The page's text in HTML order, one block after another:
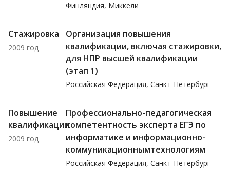
Финляндия, Миккели
Стажировка
2009 год
Организация повышения
квалификации, включая стажировки,
для НПР высшей квалификации
(этап 1)
Российская Федерация, Санкт-Петербург
Повышение
квалификации
2009 год
Профессионально-педагогическая
компетентность эксперта ЕГЭ по
информатике и информационно-
коммуникационнымтехнологиям
Российская Федерация, Санкт-Петербург